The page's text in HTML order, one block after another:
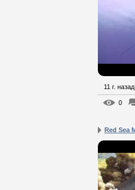
11 г. назад
0
Red Sea